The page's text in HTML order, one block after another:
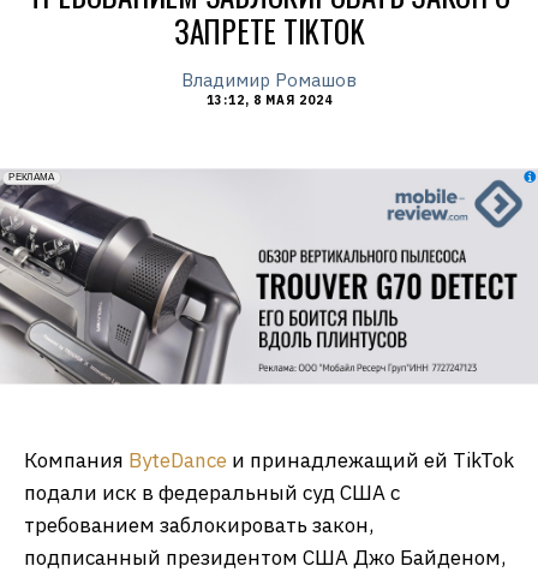
ЗАПРЕТЕ TIKTOK
Владимир Ромашов
13:12, 8 МАЯ 2024
erid: 2VfnxxmNzs5
РЕКЛАМА
Компания ByteDance и принадлежащий ей TikTok
подали иск в федеральный суд США с
требованием заблокировать закон,
подписанный президентом США Джо Байденом,